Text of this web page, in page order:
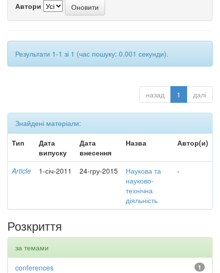
Автори
Результати 1-1 зі 1 (час пошуку: 0.001 секунди).
назад 1 далі
Знайдені матеріали:
Тип
Дата
випуску
Дата
внесення
Назва Автор(и)
Article 1-січ-2011 24-гру-2015
Наукова та
науково-
технічна
діяльність
-
Розкриття
за темами
1
conferences